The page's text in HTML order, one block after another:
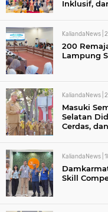
Inklusif,
KaliandaNews |
200
Lampung
KaliandaNews |
Masuki
Selatan
Cerdas,
KaliandaNews |
Skill